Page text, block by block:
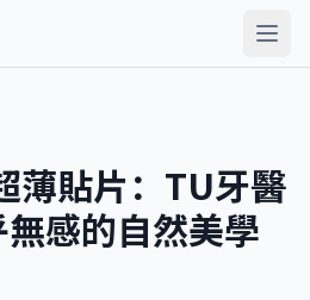
薄貼片：TU牙醫
感的自然美學